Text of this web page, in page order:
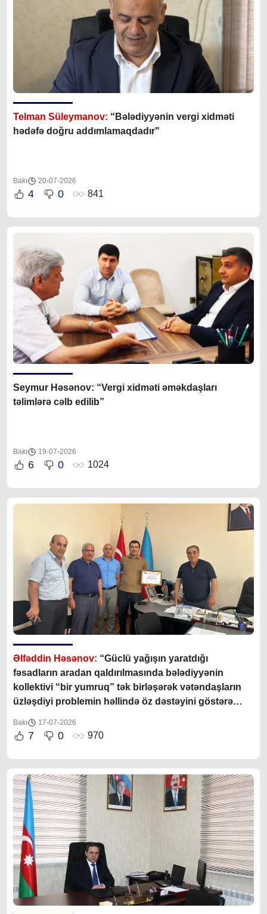
Telman Süleymanov: “Bələdiyyənin vergi xidməti
hədəfə doğru addımlamaqdadır"
Bakı 20-07-2026
4 0 841
Seymur Həsənov: “Vergi xidməti əməkdaşları
təlimlərə cəlb edilib”
Bakı 19-07-2026
6 0 1024
Əlfəddin Həsənov: “Güclü yağışın yaratdığı
fəsadların aradan qaldırılmasında bələdiyyənin
kollektivi “bir yumruq” tək birləşərək vətəndaşların
üzləşdiyi problemin həllində öz dəstəyini göstərə
Bakı 17-07-2026
7 0 970